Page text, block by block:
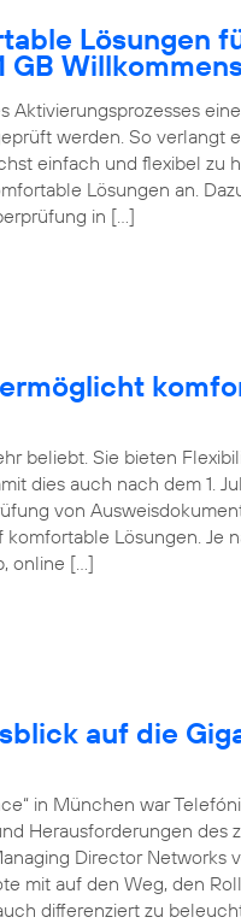
Lösungen
GB
Aktivierungsprozesses
werden. So verlangt
einfach und flexibel zu
Lösungen an.
in […]
beliebt. Sie bieten
dies auch nach dem 1.
von
Lösungen. Je
online […]
auf die
in München war
Herausforderungen des
Director Networks
mit auf den Weg, den
differenziert zu